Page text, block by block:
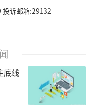
投诉邮箱:29132
底线